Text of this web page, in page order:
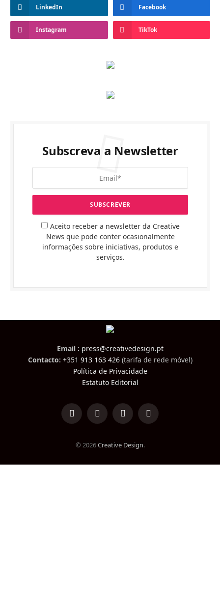
LinkedIn Facebook
Instagram TikTok
Subscreva a Newsletter
Aceito receber a newsletter da Creative
News que pode conter ocasionalmente
informações sobre iniciativas, produtos e
serviços.
Email : press@creativedesign.pt
Contacto: +351 913 163 426(tarifa de rede móvel)
Política de Privacidade
Estatuto Editorial
LinkedInFacebookInstagramTikTok
© 2026Creative Design.